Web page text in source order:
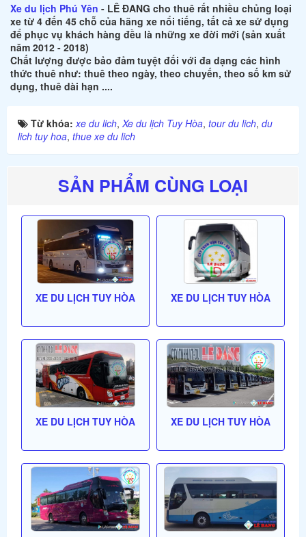
Xe du lịch Phú Yên - LÊ ĐANG cho thuê rất nhiều chủng loại
xe từ 4 đến 45 chỗ của hãng xe nổi tiếng, tất cả xe sử dụng
để phục vụ khách hàng đều là những xe đời mới (sản xuất
năm 2012 - 2018)
Chất lượng được bảo đảm tuyệt đối với đa dạng các hình
thức thuê như: thuê theo ngày, theo chuyến, theo số km sử
dụng, thuê dài hạn ....
Từ khóa: xe du lich, Xe du lịch Tuy Hòa, tour du lich, du
lich tuy hoa, thue xe du lich
SẢN PHẨM CÙNG LOẠI
XE DU LỊCH TUY HÒA XE DU LỊCH TUY HÒA
XE DU LỊCH TUY HÒA XE DU LỊCH TUY HÒA